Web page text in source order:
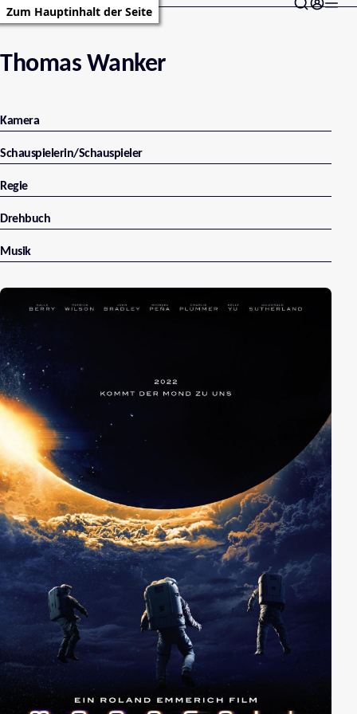
Zum Hauptinhalt der Seite
Thomas Wanker
Kamera
Schauspielerin/Schauspieler
Regie
Drehbuch
Musik